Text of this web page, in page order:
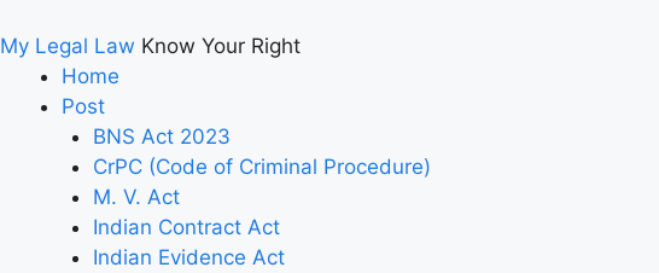
My Legal Law Know Your Right
Home
Post
BNS Act 2023
CrPC (Code of Criminal Procedure)
M. V. Act
Indian Contract Act
Indian Evidence Act